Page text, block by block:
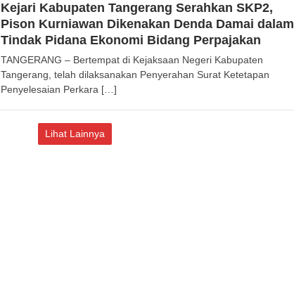
Kejari Kabupaten Tangerang Serahkan SKP2,
Pison Kurniawan Dikenakan Denda Damai dalam
Tindak Pidana Ekonomi Bidang Perpajakan
TANGERANG – Bertempat di Kejaksaan Negeri Kabupaten
Tangerang, telah dilaksanakan Penyerahan Surat Ketetapan
Penyelesaian Perkara […]
Lihat Lainnya